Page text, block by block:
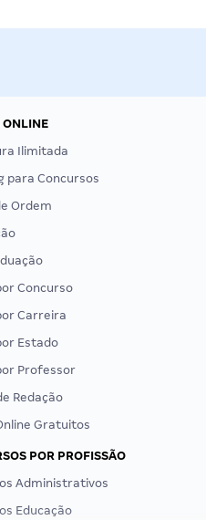
ONLINE
Ilimitada
para Concursos
Ordem
Concurso
Carreira
Estado
Professor
Redação
Gratuitos
POR PROFISSÃO
Administrativos
Educação